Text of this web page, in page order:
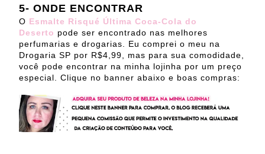
5- ONDE ENCONTRAR
O Esmalte Risqué Última Coca-Cola do
Deserto pode ser encontrado nas melhores
perfumarias e drogarias. Eu comprei o meu na
Drogaria SP por R$4,99, mas para sua comodidade,
você pode encontrar na minha lojinha por um preço
especial. Clique no banner abaixo e boas compras: